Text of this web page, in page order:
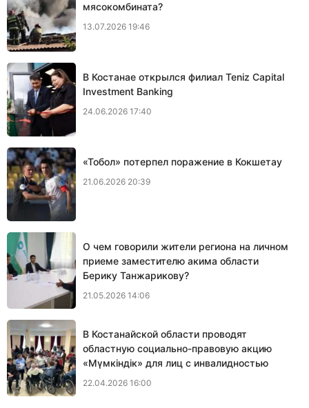
мясокомбината?
13.07.2026 19:46
В Костанае открылся филиал Teniz Capital
Investment Banking
24.06.2026 17:40
«Тобол» потерпел поражение в Кокшетау
21.06.2026 20:39
О чем говорили жители региона на личном
приеме заместителю акима области
Берику Танжарикову?
21.05.2026 14:06
В Костанайской области проводят
областную социально-правовую акцию
«Мүмкіндік» для лиц с инвалидностью
22.04.2026 16:00